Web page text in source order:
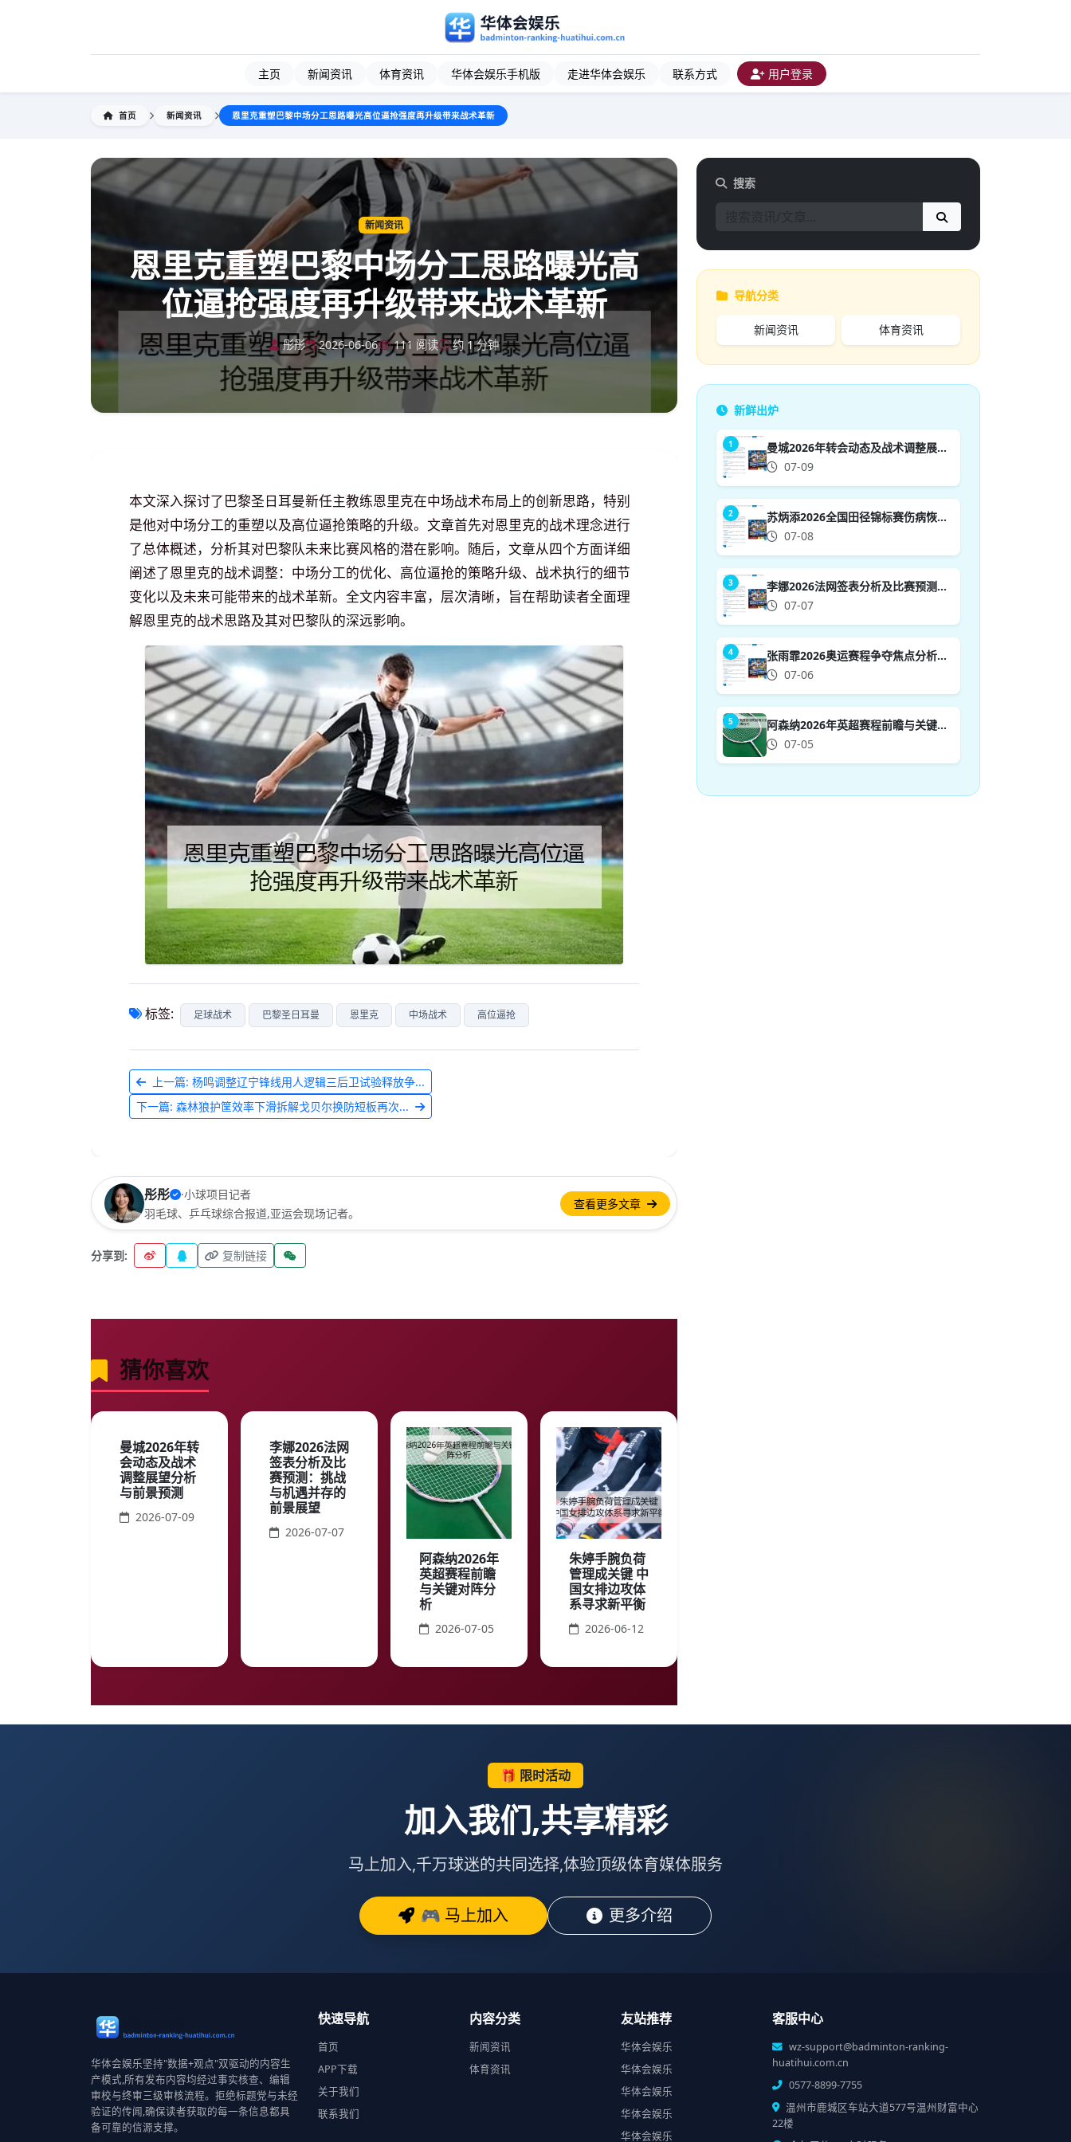
主页 新闻资讯 体育资讯 华体会娱乐手机版 走进华体会娱乐 联系方式 用户登录
首页 新闻资讯 恩里克重塑巴黎中场分工思路曝光高位逼抢强度再升级带来战术革新
新闻资讯
恩里克重塑巴黎中场分工思路曝光高
位逼抢强度再升级带来战术革新
彤彤 2026-06-06 111 阅读 约 1 分钟
本文深入探讨了巴黎圣日耳曼新任主教练恩里克在中场战术布局上的创新思路，特别
是他对中场分工的重塑以及高位逼抢策略的升级。文章首先对恩里克的战术理念进行
了总体概述，分析其对巴黎队未来比赛风格的潜在影响。随后，文章从四个方面详细
阐述了恩里克的战术调整：中场分工的优化、高位逼抢的策略升级、战术执行的细节
变化以及未来可能带来的战术革新。全文内容丰富，层次清晰，旨在帮助读者全面理
解恩里克的战术思路及其对巴黎队的深远影响。
标签: 足球战术 巴黎圣日耳曼 恩里克 中场战术 高位逼抢
上一篇: 杨鸣调整辽宁锋线用人逻辑三后卫试验释放争...
下一篇: 森林狼护筐效率下滑拆解戈贝尔换防短板再次...
彤彤 ·小球项目记者
羽毛球、乒乓球综合报道,亚运会现场记者。
查看更多文章
分享到: 复制链接
猜你喜欢
曼城2026年转
会动态及战术
调整展望分析
与前景预测
2026-07-09
李娜2026法网
签表分析及比
赛预测：挑战
与机遇并存的
前景展望
2026-07-07
阿森纳2026年
英超赛程前瞻
与关键对阵分
析
2026-07-05
朱婷手腕负荷
管理成关键 中
国女排边攻体
系寻求新平衡
2026-06-12
搜索
导航分类
新闻资讯 体育资讯
新鲜出炉
1
曼城2026年转会动态及战术调整展望分析与前景预测
07-09
2
苏炳添2026全国田径锦标赛伤病恢复情况分析与前景展望
07-08
3
李娜2026法网签表分析及比赛预测：挑战与机遇并存的前景展望
07-07
4
张雨霏2026奥运赛程争夺焦点分析及赛事前景展望
07-06
5
阿森纳2026年英超赛程前瞻与关键对阵分析
07-05
🎁 限时活动
加入我们,共享精彩
马上加入,千万球迷的共同选择,体验顶级体育媒体服务
🎮 马上加入 更多介绍
华体会娱乐坚持"数据+观点"双驱动的内容生
产模式,所有发布内容均经过事实核查、编辑
审校与终审三级审核流程。拒绝标题党与未经
验证的传闻,确保读者获取的每一条信息都具
备可靠的信源支撑。
快速导航
首页
APP下载
关于我们
联系我们
内容分类
新闻资讯
体育资讯
友站推荐
华体会娱乐
华体会娱乐
华体会娱乐
华体会娱乐
华体会娱乐
客服中心
wz-support@badminton-ranking-
huatihui.com.cn
0577-8899-7755
温州市鹿城区车站大道577号温州财富中心
22楼